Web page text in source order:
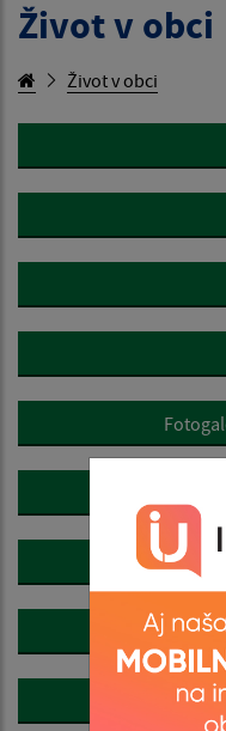
Život v obci
Život v obci